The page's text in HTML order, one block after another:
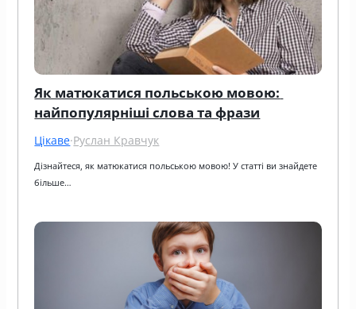
Як матюкатися польською мовою:
найпопулярніші слова та фрази
Цікаве·Руслан Кравчук
Дізнайтеся, як матюкатися польською мовою! У статті ви знайдете
більше…